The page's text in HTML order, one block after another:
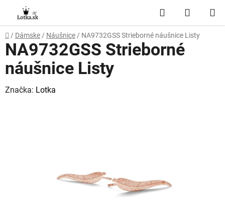
obsah
Hľadať
KOŠÍK
Domov
/ Dámske / Náušnice / NA9732GSS Strieborné náušnice Listy
NA9732GSS Strieborné
náušnice Listy
Značka: Lotka